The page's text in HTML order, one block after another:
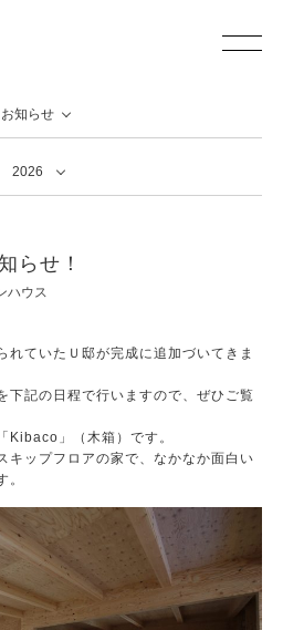
お知らせ
2026
らせ！
ハウス
れていたＵ邸が完成に追加づいてきま
下記の日程で行いますので、ぜひご覧
Kibaco」（木箱）です。
キップフロアの家で、なかなか面白い
。